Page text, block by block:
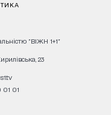
"ВІЖН 1+1"
23
01 01